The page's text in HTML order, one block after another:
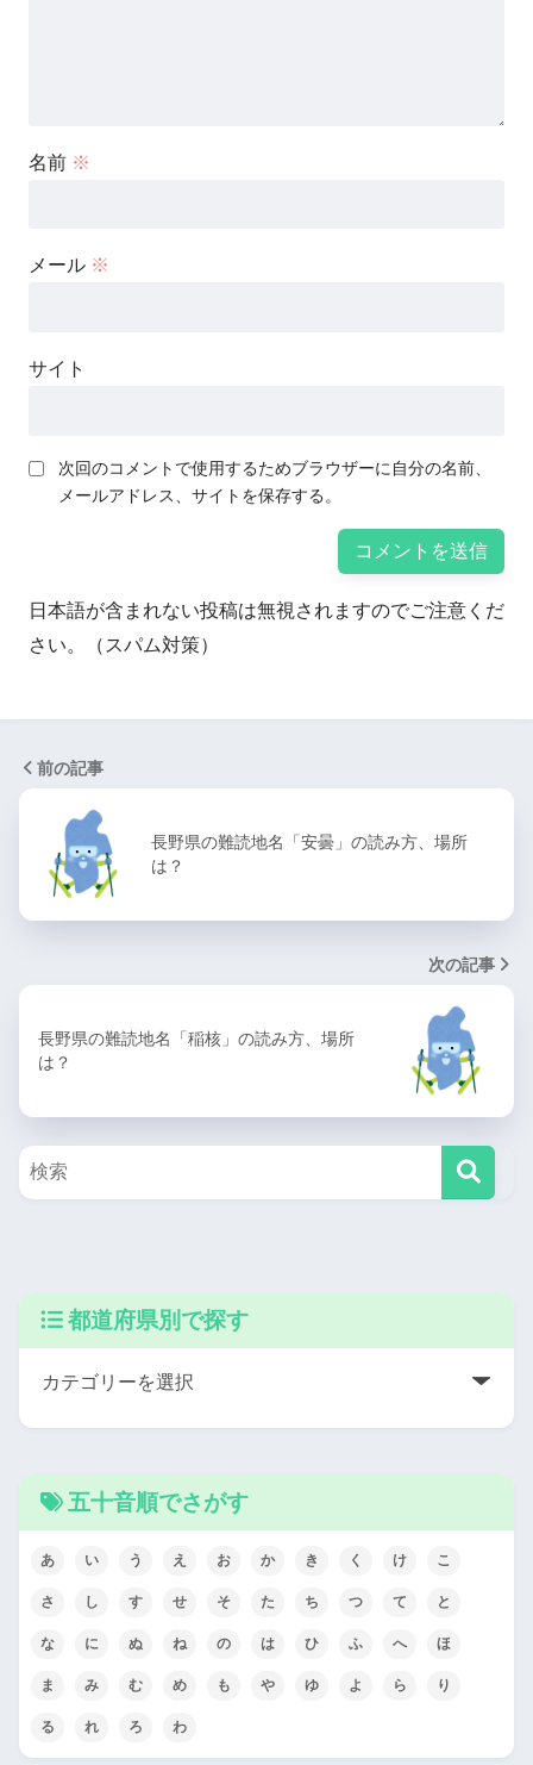
名前 ※
メール ※
サイト
次回のコメントで使用するためブラウザーに自分の名前、
メールアドレス、サイトを保存する。
日本語が含まれない投稿は無視されますのでご注意くだ
さい。（スパム対策）
前の記事
長野県の難読地名「安曇」の読み方、場所
は？
次の記事
長野県の難読地名「稲核」の読み方、場所
は？
都道府県別で探す
五十音順でさがす
あ い う え お か き く け こ
さ し す せ そ た ち つ て と
な に ぬ ね の は ひ ふ へ ほ
ま み む め も や ゆ よ ら り
る れ ろ わ